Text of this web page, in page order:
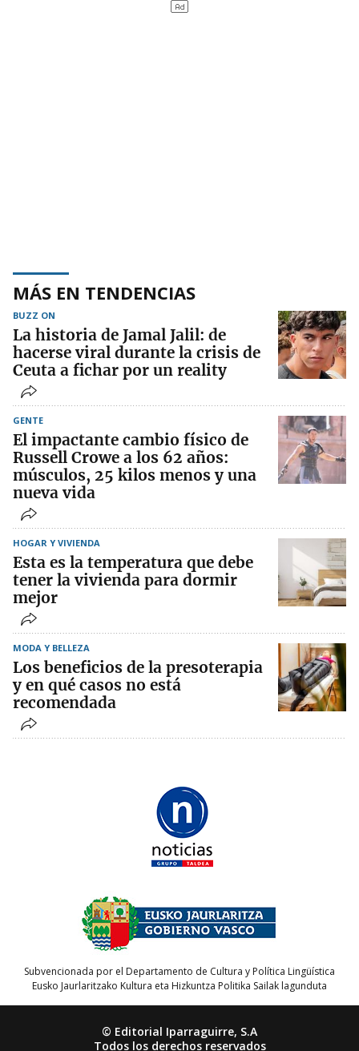
MÁS EN TENDENCIAS
BUZZ ON
La historia de Jamal Jalil: de
hacerse viral durante la crisis de
Ceuta a fichar por un reality
GENTE
El impactante cambio físico de
Russell Crowe a los 62 años:
músculos, 25 kilos menos y una
nueva vida
HOGAR Y VIVIENDA
Esta es la temperatura que debe
tener la vivienda para dormir
mejor
MODA Y BELLEZA
Los beneficios de la presoterapia
y en qué casos no está
recomendada
Subvencionada por el Departamento de Cultura y Política Lingüística
Eusko Jaurlaritzako Kultura eta Hizkuntza Politika Sailak lagunduta
© Editorial Iparraguirre, S.A
Todos los derechos reservados